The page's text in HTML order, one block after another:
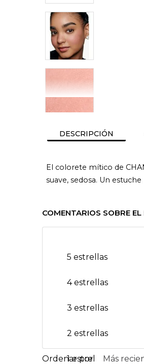
DESCRIPCIÓN
El colorete mítico de
suave, sedosa. Un
COMENTARIOS SOBRE
5 estrellas
4 estrellas
3 estrellas
2 estrellas
1 estrella Más